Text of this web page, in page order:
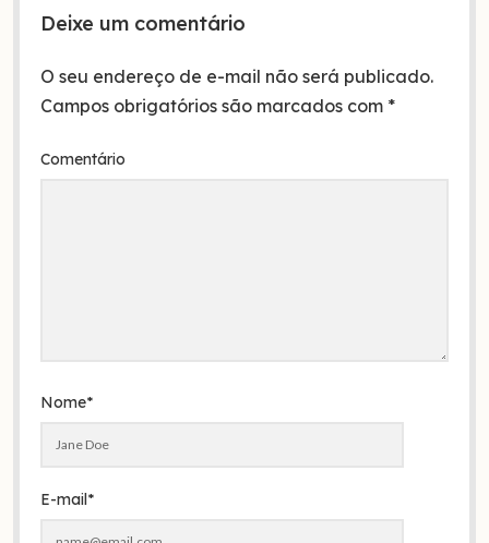
Deixe um comentário
O seu endereço de e-mail não será publicado.
Campos obrigatórios são marcados com *
Comentário
Nome*
E-mail*